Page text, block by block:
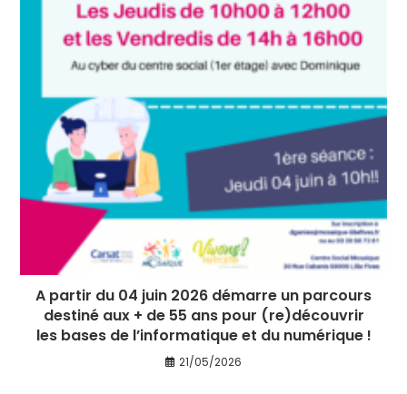
A partir du 04 juin 2026 démarre un parcours
destiné aux + de 55 ans pour (re)découvrir
les bases de l’informatique et du numérique !
21/05/2026